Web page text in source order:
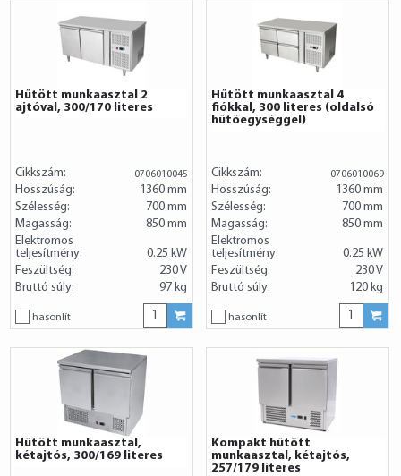
Hűtött munkaasztal 2
ajtóval, 300/170 literes
Cikkszám: 0706010045
Hosszúság:
1360 mm
Szélesség:
700 mm
Magasság:
850 mm
Elektromos
teljesítmény:
0.25 kW
Feszültség:
230 V
Bruttó súly:
97 kg
hasonlít
Hűtött munkaasztal 4
fiókkal, 300 literes (oldalsó
hűtőegységgel)
Cikkszám: 0706010069
Hosszúság:
1360 mm
Szélesség:
700 mm
Magasság:
850 mm
Elektromos
teljesítmény:
0.25 kW
Feszültség:
230 V
Bruttó súly:
120 kg
hasonlít
Hűtött munkaasztal,
kétajtós, 300/169 literes
Kompakt hűtött
munkaasztal, kétajtós,
257/179 literes